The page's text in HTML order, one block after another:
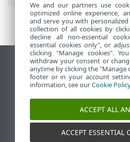
Zobraziť stránku ako na
End of Life
Databáza znalostí ESET
ESET Status Portal
Technická podpora
We and our partners use
optimized online experience,
and serve you with
collection of all cookies by
decline all non-essential
essential cookies only", or
clicking "Manage cookies".
withdraw your consent or
anytime by clicking the "Manage
footer or in your account
information, see ourCookie Policy
ACCEPT ALL
ACCEPT ESSENTIAL